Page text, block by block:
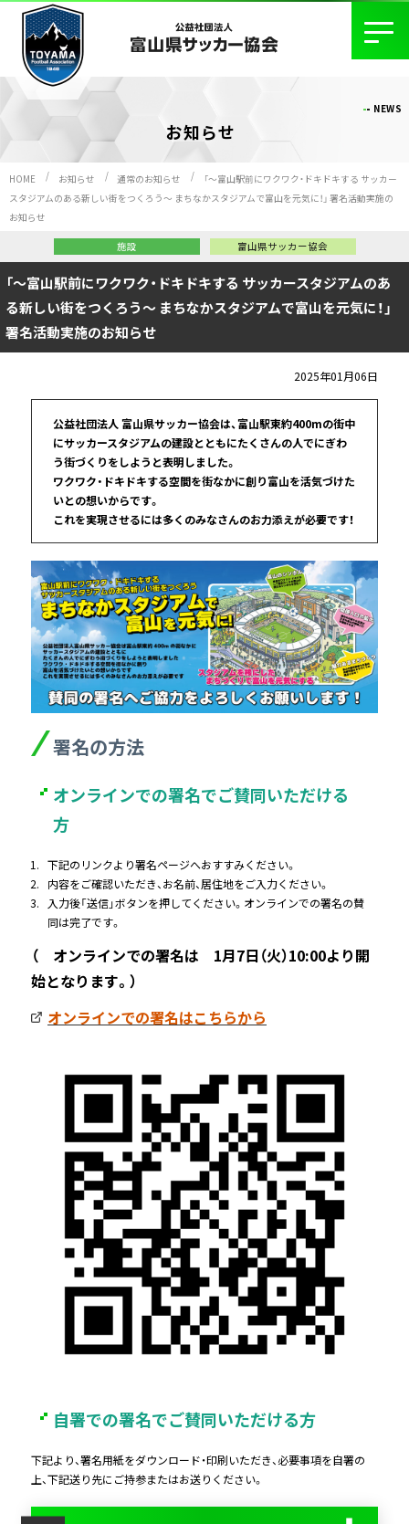
NEWS
お知らせ
HOME お知らせ 通常のお知らせ
「～富山駅前にワクワク・ドキドキする サッカー
スタジアムのある新しい街をつくろう～ まちなかスタジアムで富山を元気に！」 署名活動実施の
お知らせ
施設 富山県サッカー協会
「～富山駅前にワクワク・ドキドキする サッカースタジアムのあ
る新しい街をつくろう～ まちなかスタジアムで富山を元気に！」
署名活動実施のお知らせ
2025年01月06日
公益社団法人 富山県サッカー協会は、富山駅東約400mの街中
にサッカースタジアムの建設とともにたくさんの人でにぎわ
う街づくりをしようと表明しました。
ワクワク・ドキドキする空間を街なかに創り富山を活気づけた
いとの想いからです。
これを実現させるには多くのみなさんのお力添えが必要です！
署名の方法
オンラインでの署名でご賛同いただける
方
下記のリンクより署名ページへおすすみください。
内容をご確認いただき、お名前、居住地をご入力ください。
入力後「送信」ボタンを押してください。オンラインでの署名の賛
同は完了です。
（ オンラインでの署名は 1月7日（火）10:00より開
始となります。）
オンラインでの署名はこちらから
自署での署名でご賛同いただける方
下記より、署名用紙をダウンロード・印刷いただき、必要事項を自署の
上、下記送り先にご持参またはお送りください。